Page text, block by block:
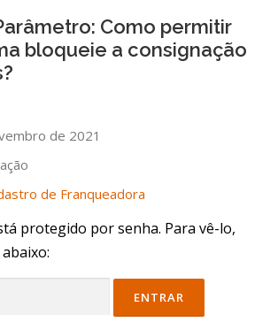
Como permitir
bloqueie a consignação
de 2021
de Franqueadora
protegido por senha. Para vê-lo,